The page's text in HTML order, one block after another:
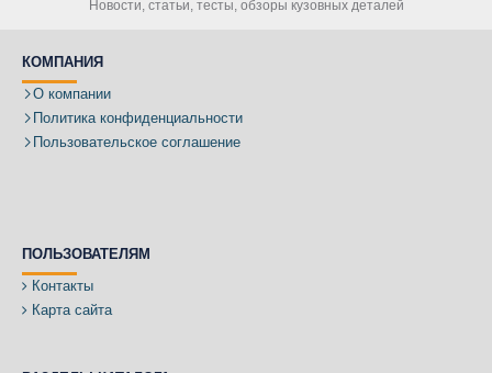
Новости, статьи, тесты, обзоры кузовных деталей
КОМПАНИЯ
О компании
Политика конфиденциальности
Пользовательское соглашение
ПОЛЬЗОВАТЕЛЯМ
Контакты
Карта сайта